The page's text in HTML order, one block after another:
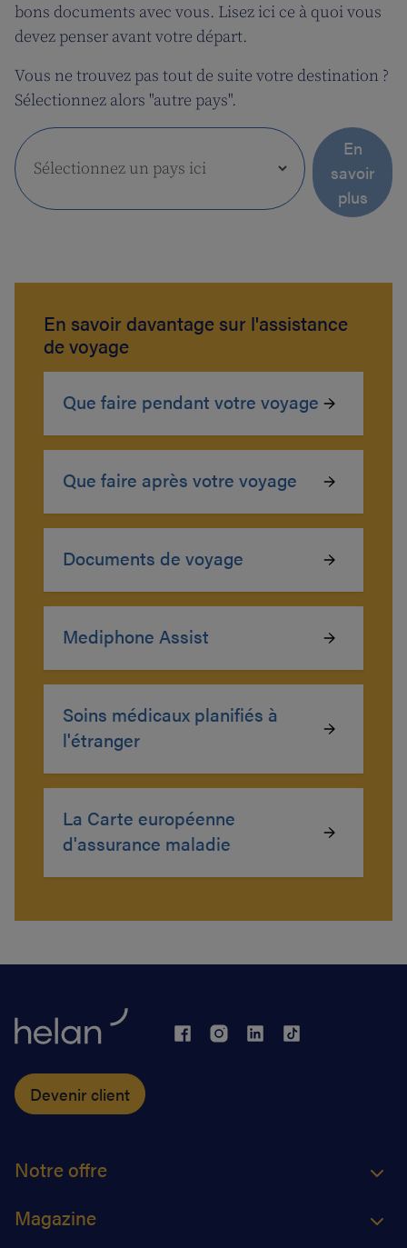
bons documents avec vous. Lisez ici ce à quoi vous
devez penser avant votre départ.
Vous ne trouvez pas tout de suite votre destination ?
Sélectionnez alors "autre pays".
En
savoir
plus
En savoir davantage sur l'assistance
de voyage
Que faire pendant votre voyage
Que faire après votre voyage
Documents de voyage
Mediphone Assist
Soins médicaux planifiés à
l'étranger
La Carte européenne
d'assurance maladie
Devenir client
Notre offre
Magazine